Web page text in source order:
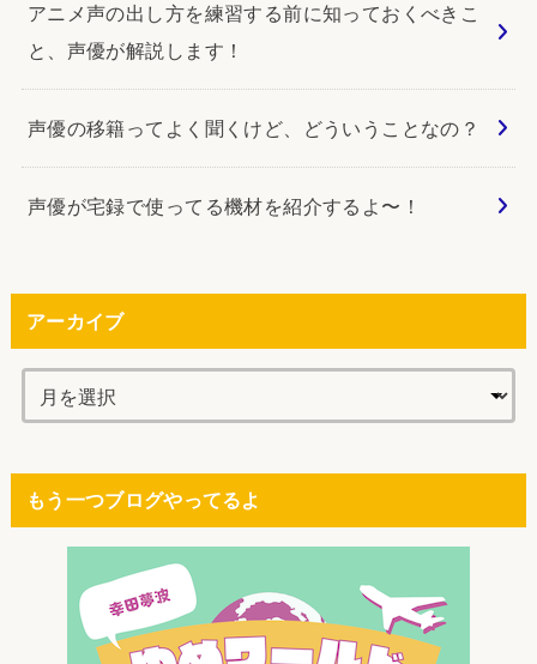
アニメ声の出し方を練習する前に知っておくべきこ
と、声優が解説します！
声優の移籍ってよく聞くけど、どういうことなの？
声優が宅録で使ってる機材を紹介するよ〜！
アーカイブ
もう一つブログやってるよ